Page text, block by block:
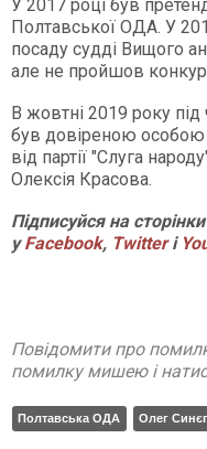
У 2017 році був
Полтавської ОДА. У
посаду судді Вищого
але не пройшов
В жовтні 2019 року
був довіреною особою
від партії "Слуга
Олексія Красова.
Підписуйся на
уFacebook, Twitter і Y
Повідомити про
помилку мишею і
Полтавська ОДА Олег